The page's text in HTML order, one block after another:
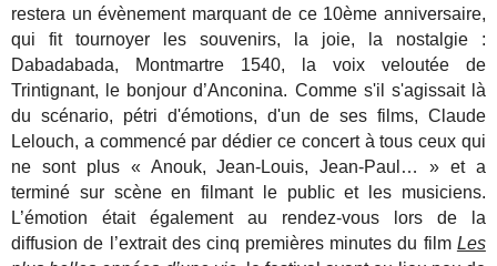
restera un évènement marquant de ce 10ème anniversaire,
qui fit tournoyer les souvenirs, la joie, la nostalgie :
Dabadabada, Montmartre 1540, la voix veloutée de
Trintignant, le bonjour d’Anconina. Comme s'il s'agissait là
du scénario, pétri d'émotions, d'un de ses films, Claude
Lelouch, a commencé par dédier ce concert à tous ceux qui
ne sont plus « Anouk, Jean-Louis, Jean-Paul… » et a
terminé sur scène en filmant le public et les musiciens.
L’émotion était également au rendez-vous lors de la
diffusion de l’extrait des cinq premières minutes du film Les